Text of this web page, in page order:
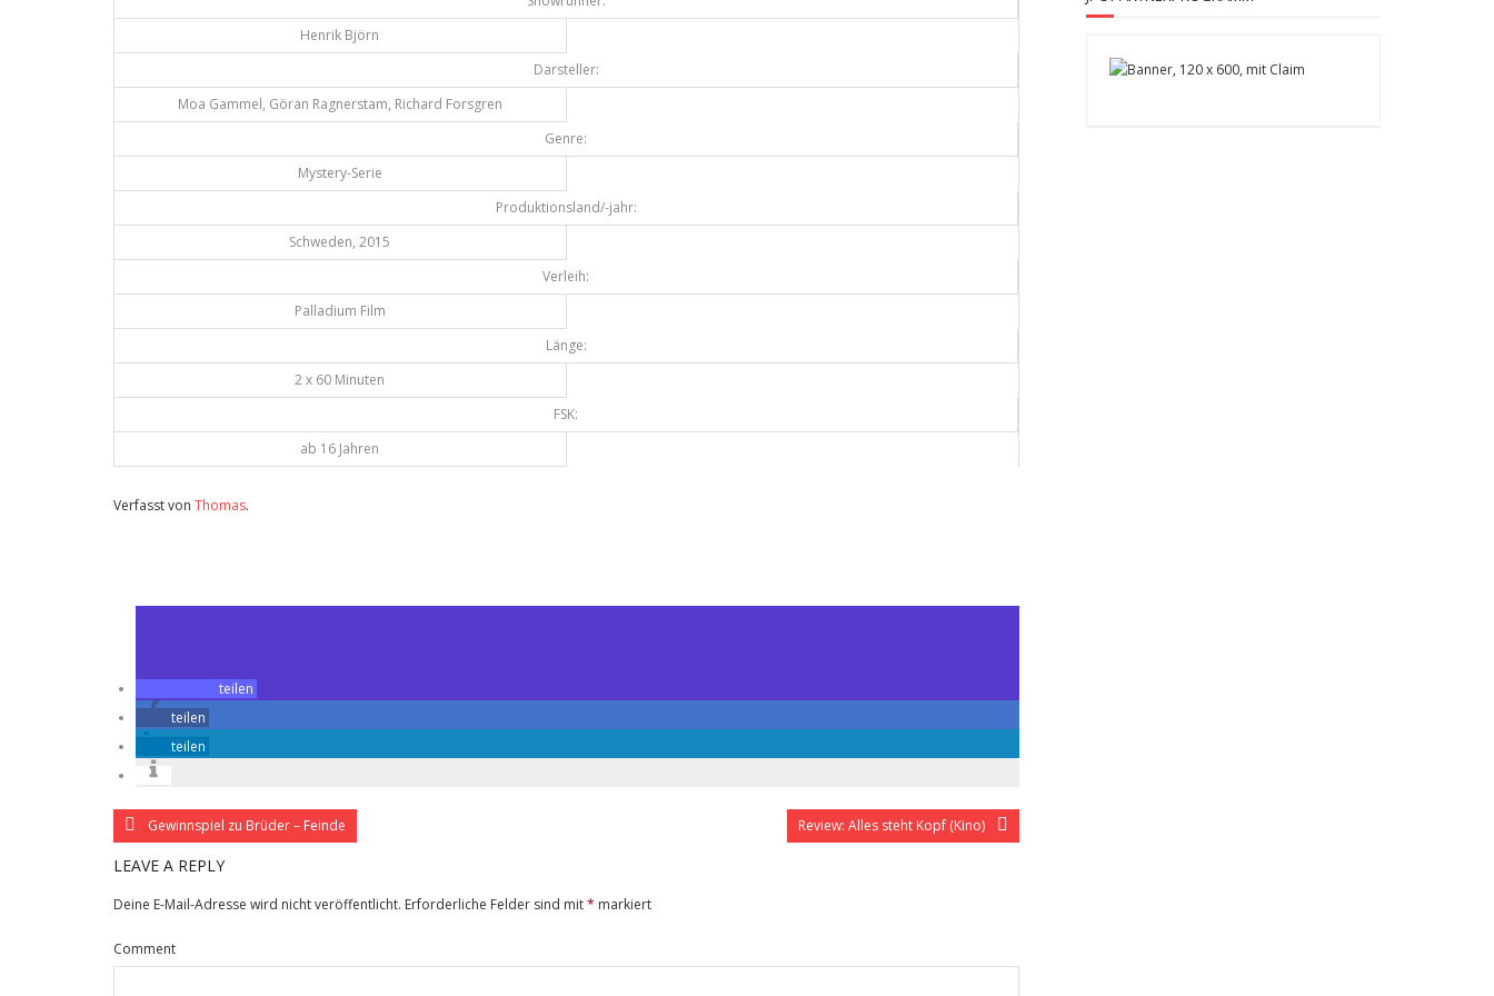
Henrik Björn
Darsteller:
Moa Gammel, Göran Ragnerstam, Richard Forsgren
Genre:
Mystery-Serie
Produktionsland/-jahr:
Schweden, 2015
Verleih:
Palladium Film
Länge:
2 x 60 Minuten
FSK:
ab 16 Jahren
Verfasst von Thomas.
teilen
teilen
teilen
Gewinnspiel zu Brüder – Feinde Review: Alles steht Kopf (Kino)
LEAVE A REPLY
Deine E-Mail-Adresse wird nicht veröffentlicht. Erforderliche Felder sind mit* markiert
Comment